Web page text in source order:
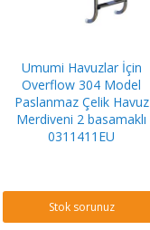
Umumi Havuzlar İçin
Overflow 304 Model
Paslanmaz Çelik Havuz
Merdiveni 2 basamaklı
0311411EU
Stok sorunuz